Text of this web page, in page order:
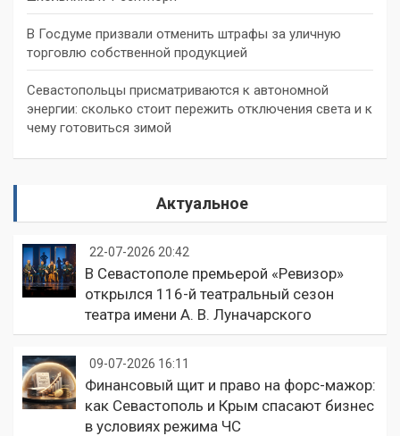
В Госдуме призвали отменить штрафы за уличную
торговлю собственной продукцией
Севастопольцы присматриваются к автономной
энергии: сколько стоит пережить отключения света и к
чему готовиться зимой
Актуальное
22-07-2026 20:42
В Севастополе премьерой «Ревизор»
открылся 116-й театральный сезон
театра имени А. В. Луначарского
09-07-2026 16:11
Финансовый щит и право на форс-мажор:
как Севастополь и Крым спасают бизнес
в условиях режима ЧС